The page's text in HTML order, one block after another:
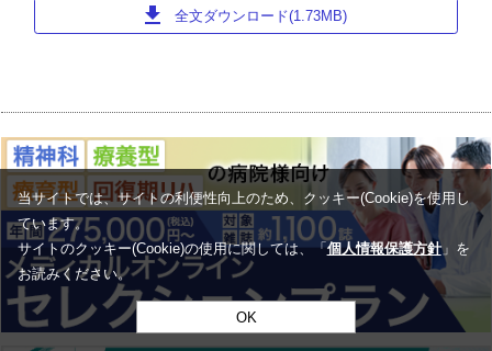
download 全文ダウンロード(1.73MB)
当サイトでは、サイトの利便性向上のため、クッキー(Cookie)を使用し
ています。
サイトのクッキー(Cookie)の使用に関しては、「個人情報保護方針」を
お読みください。
OK